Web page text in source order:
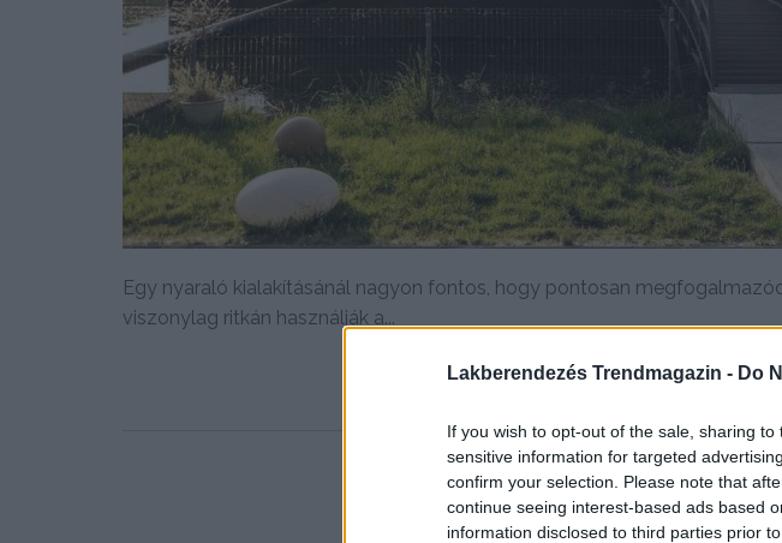
Lakberendezés Trendmagazin - Do
If you wish to opt-out of the sale, sharing
sensitive information for targeted
confirm your selection. Please note that
continue seeing interest-based ads based
information disclosed to third parties prior
Egy nyaraló kialakításánál nagyon fontos, hogy pontosan
viszonylag ritkán használják a...
ELOLVASOMDETAILS